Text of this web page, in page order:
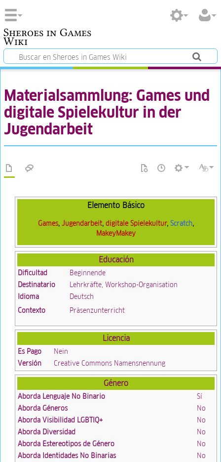
Sheroes in Games
Wiki
Materialsammlung: Games und
digitale Spielekultur in der
Jugendarbeit
Elemento Básico
Games,Jugendarbeit,digitale Spielekultur,Scratch,
MakeyMakey
Educación
Dificultad
Beginnende
Destinatario
Lehrkräfte, Workshop-Organisation
Idioma
Deutsch
Contexto
Präsenzunterricht
Licencia
Es Pago
Nein
Versión
Creative Commons Namensnennung
Género
Aborda Lenguaje No Binario
Sí
Aborda Géneros
No
Aborda Visibilidad LGBTIQ+
No
Aborda Diversidad
No
Aborda Estereotipos de Género
No
Aborda Identidades No Binarias
No